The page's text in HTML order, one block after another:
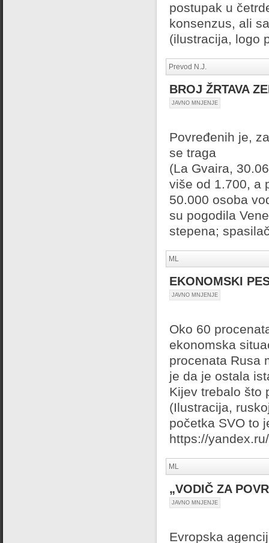
postupak u
konsenzus, ali
(ilustracija, logo
Prevod N.J.
BROJ ŽRTAVA
JAVNO MNJENJE
Povređenih je,
se traga
(La Gvaira,
više od 1.700, a
50.000 osoba
su pogodila
stepena;
ML
EKONOMSKI
JAVNO MNJENJE
Oko 60
ekonomska
procenata Rusa
je da je ostala
Kijev trebalo što
(Ilustracija,
početka SVO to
https://
ML
„VODIČ ZA
JAVNO MNJENJE
Evropska